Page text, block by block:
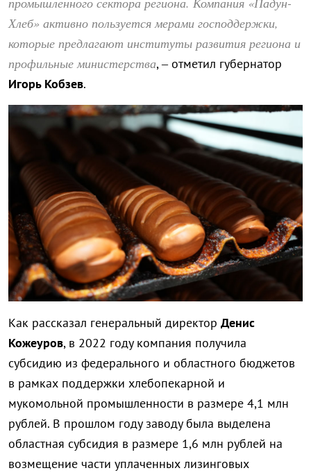
Хлеб» активно пользуется мерами господдержки,
которые предлагают институты развития региона и
профильные министерства, – отметил губернатор
Игорь Кобзев.
Как рассказал генеральный директор Денис
Кожеуров, в 2022 году компания получила
субсидию из федерального и областного бюджетов
в рамках поддержки хлебопекарной и
мукомольной промышленности в размере 4,1 млн
рублей. В прошлом году заводу была выделена
областная субсидия в размере 1,6 млн рублей на
возмещение части уплаченных лизинговых